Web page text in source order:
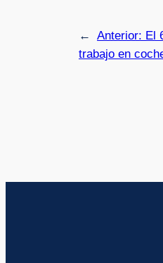
← Anterior: El
trabajo en